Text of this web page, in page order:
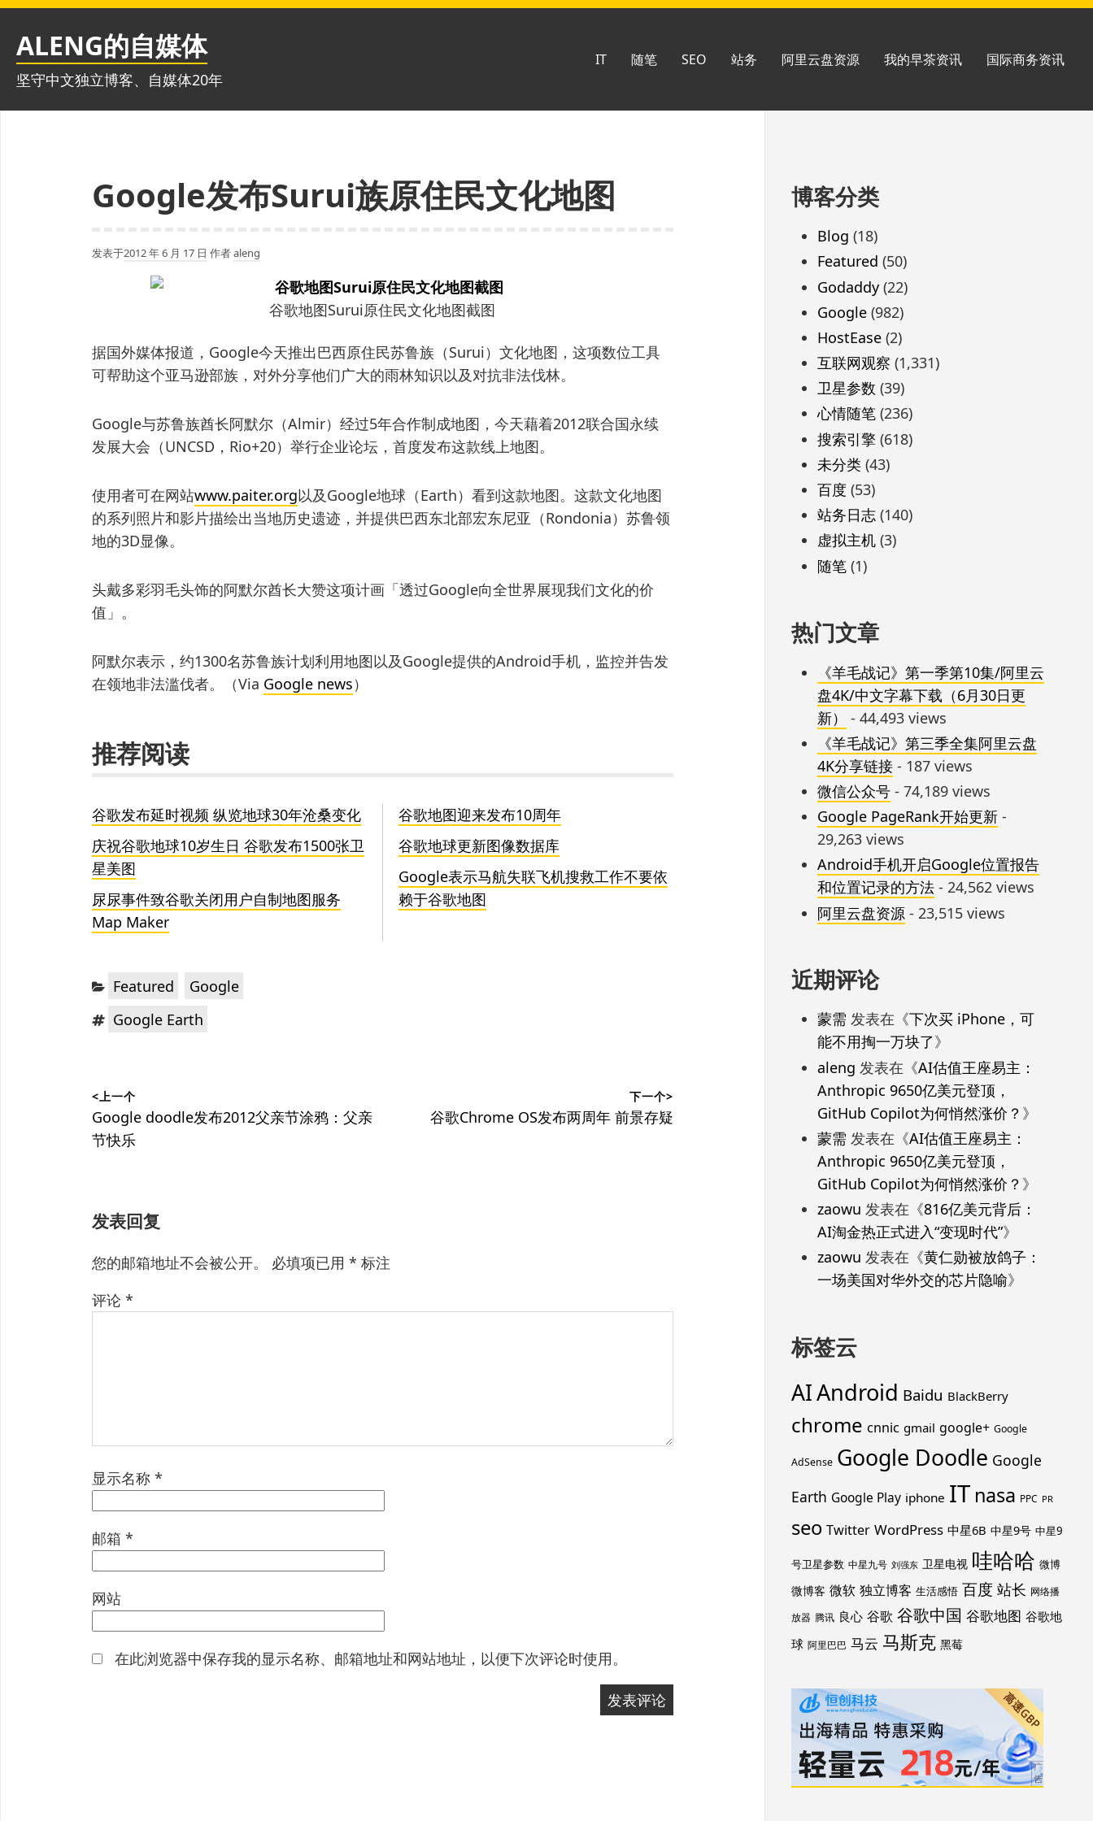
跳
ALENG的自媒体
坚守中文独立博客、自媒体20年
IT 随笔 SEO 站务 阿里云盘资源 我的早茶资讯 国际商务资讯
Google发布Surui族原住民文化地图
发表于2012 年 6 月 17 日 作者aleng
谷歌地图Surui原住民文化地图截图
据国外媒体报道，Google今天推出巴西原住民苏鲁族（Surui）文化地图，这项数位工具
可帮助这个亚马逊部族，对外分享他们广大的雨林知识以及对抗非法伐林。
Google与苏鲁族酋长阿默尔（Almir）经过5年合作制成地图，今天藉着2012联合国永续
发展大会（UNCSD，Rio+20）举行企业论坛，首度发布这款线上地图。
使用者可在网站www.paiter.org以及Google地球（Earth）看到这款地图。这款文化地图
的系列照片和影片描绘出当地历史遗迹，并提供巴西东北部宏东尼亚（Rondonia）苏鲁领
地的3D显像。
头戴多彩羽毛头饰的阿默尔酋长大赞这项计画「透过Google向全世界展现我们文化的价
值」。
阿默尔表示，约1300名苏鲁族计划利用地图以及Google提供的Android手机，监控并告发
在领地非法滥伐者。（Via Google news）
推荐阅读
谷歌发布延时视频 纵览地球30年沧桑变化
庆祝谷歌地球10岁生日 谷歌发布1500张卫
星美图
尿尿事件致谷歌关闭用户自制地图服务
Map Maker
谷歌地图迎来发布10周年
谷歌地球更新图像数据库
Google表示马航失联飞机搜救工作不要依
赖于谷歌地图
分 Featured ，
Google
标 Google Earth
章
导
<上一个
上
篇
Google doodle发布2012父亲节涂鸦：父亲
节快乐
下一个>
下
谷歌Chrome OS发布两周年 前景存疑
发表回复
您的邮箱地址不会被公开。 必填项已用 * 标注
评论 *
显示名称 *
邮箱 *
网站
在此浏览器中保存我的显示名称、邮箱地址和网站地址，以便下次评论时使用。
至
脚
博客分类
Blog (18)
Featured (50)
Godaddy(22)
Google(982)
HostEase(2)
互联网观察 (1,331)
卫星参数 (39)
心情随笔(236)
搜索引擎 (618)
未分类(43)
百度 (53)
站务日志(140)
虚拟主机(3)
随笔(1)
热门文章
《羊毛战记》第一季第10集/阿里云
盘4K/中文字幕下载（6月30日更
新）
- 44,493 views
《羊毛战记》第三季全集阿里云盘
4K分享链接- 187 views
微信公众号- 74,189 views
Google PageRank开始更新-
29,263 views
Android手机开启Google位置报告
和位置记录的方法- 24,562 views
阿里云盘资源- 23,515 views
近期评论
蒙需发表在《下次买 iPhone，可
能不用掏一万块了》
aleng 发表在《AI估值王座易主：
Anthropic 9650亿美元登顶，
GitHub Copilot为何悄然涨价？ 》
蒙需发表在《AI估值王座易主：
Anthropic 9650亿美元登顶，
GitHub Copilot为何悄然涨价？ 》
zaowu 发表在《816亿美元背后：
AI淘金热正式进入“变现时代”》
zaowu 发表在《黄仁勋被放鸽子：
一场美国对华外交的芯片隐喻》
标签云
AIAndroid Baidu BlackBerry
chrome cnnic gmail google+ Google
AdSense Google Doodle Google
Earth Google Play iphone IT nasa PPC PR
seo Twitter WordPress 中星6B 中星9号 中星9
号卫星参数 中星九号 刘强东 卫星电视 哇哈哈 微博
微博客 微软 独立博客 生活感悟 百度 站长 网络播
放器 腾讯 良心 谷歌 谷歌中国 谷歌地图 谷歌地
球 阿里巴巴 马云 马斯克 黑莓